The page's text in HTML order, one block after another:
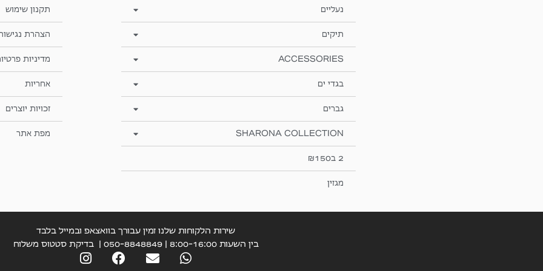
נעליים
תיקים
ACCESSORIES
בגדי ים
גברים
SHARONA COLLECTION
2 ב₪150
מגזין
תקנון שימוש
הצהרת
מדיניות
אחריות
זכויות יוצרים
מפת אתר
שירות הלקוחות שלנו זמין עבורך בוואצאפ ובמייל בלבד
בין השעות 8:00-16:00 | 050-8848849 |
בדיקת סטטוס משלוח